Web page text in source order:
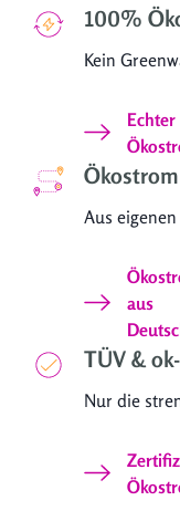
100%
Kein
Echter
Aus
aus
TÜV &
Nur die